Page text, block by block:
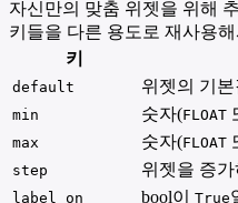
자신만의 맞춤 위젯을 위해
키들을 다른 용도로 재사용
키
default 위젯의 기
min 숫자(FLOAT
max 숫자(FLOAT
step 위젯을 증
label_on bool이 True